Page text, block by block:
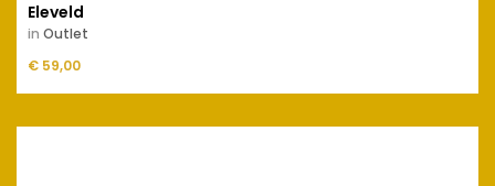
Eleveld
in Outlet
Prijs
€ 59,00